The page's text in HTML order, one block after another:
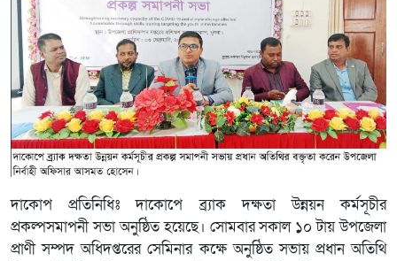
দাকোপ প্রতিনিধিঃ দাকোপে ব্র্যাক দক্ষতা উন্নয়ন কর্মসূচীর
প্রকল্পসমাপনী সভা অনুষ্ঠিত হয়েছে। সোমবার সকাল ১০ টায় উপজেলা
প্রাণী সম্পদ অধিদপ্তরের সেমিনার কক্ষে অনুষ্ঠিত সভায় প্রধান অতিথি